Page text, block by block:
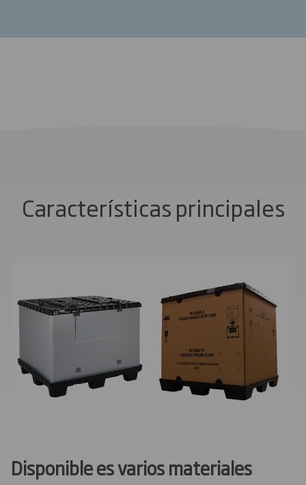
Características principales
Disponible es varios materiales